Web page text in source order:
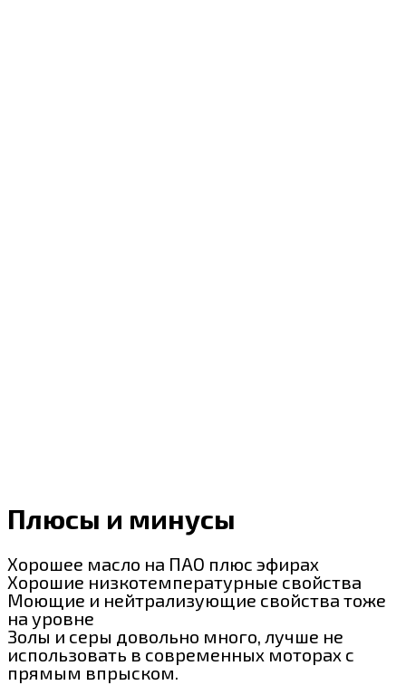
Плюсы и минусы
Хорошее масло на ПАО плюс эфирах
Хорошие низкотемпературные свойства
Моющие и нейтрализующие свойства тоже
на уровне
Золы и серы довольно много, лучше не
использовать в современных моторах с
прямым впрыском.